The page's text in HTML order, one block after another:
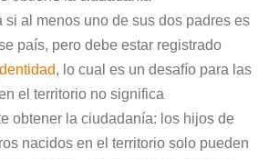
si al menos uno de sus dos padres es
país, pero debe estar registrado
, lo cual es un desafío para las
el territorio no significa
obtener la ciudadanía: los hijos de
nacidos en el territorio solo pueden